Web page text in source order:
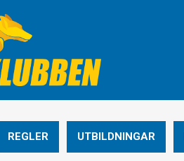
REGLER UTBILDNINGAR